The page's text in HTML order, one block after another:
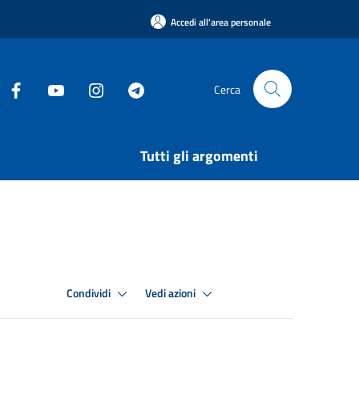
Accedi all'area personale
Cerca
Tutti gli argomenti
Condividi Vedi azioni